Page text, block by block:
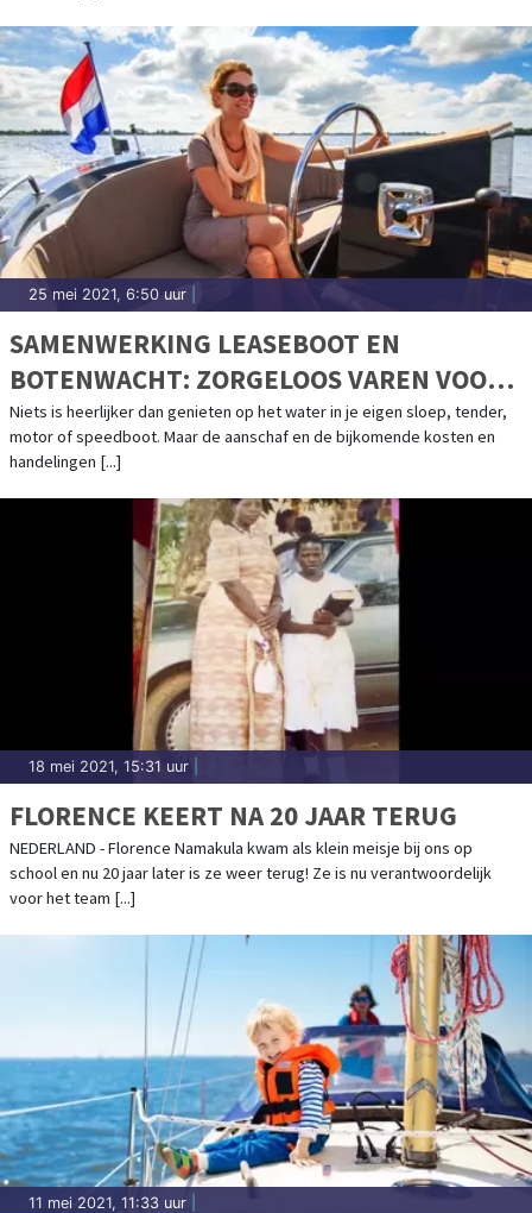
25 mei 2021, 6:50 uur
SAMENWERKING LEASEBOOT EN
BOTENWACHT: ZORGELOOS VAREN VOOR
EEN VAST BEDRAG PER MAAND
Niets is heerlijker dan genieten op het water in je eigen sloep, tender,
motor of speedboot. Maar de aanschaf en de bijkomende kosten en
handelingen [...]
18 mei 2021, 15:31 uur
FLORENCE KEERT NA 20 JAAR TERUG
NEDERLAND - Florence Namakula kwam als klein meisje bij ons op
school en nu 20 jaar later is ze weer terug! Ze is nu verantwoordelijk
voor het team [...]
11 mei 2021, 11:33 uur